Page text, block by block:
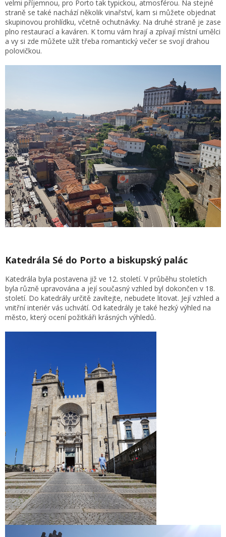
velmi příjemnou, pro Porto tak typickou, atmosférou. Na stejné
straně se také nachází několik vinařství, kam si můžete objednat
skupinovou prohlídku, včetně ochutnávky. Na druhé straně je zase
plno restaurací a kaváren. K tomu vám hrají a zpívají místní umělci
a vy si zde můžete užít třeba romantický večer se svojí drahou
polovičkou.
Katedrála Sé do Porto a biskupský palác
Katedrála byla postavena již ve 12. století. V průběhu stoletích
byla různě upravována a její současný vzhled byl dokončen v 18.
století. Do katedrály určitě zavítejte, nebudete litovat. Její vzhled a
vnitřní interiér vás uchvátí. Od katedrály je také hezký výhled na
město, který ocení požitkáři krásných výhledů.